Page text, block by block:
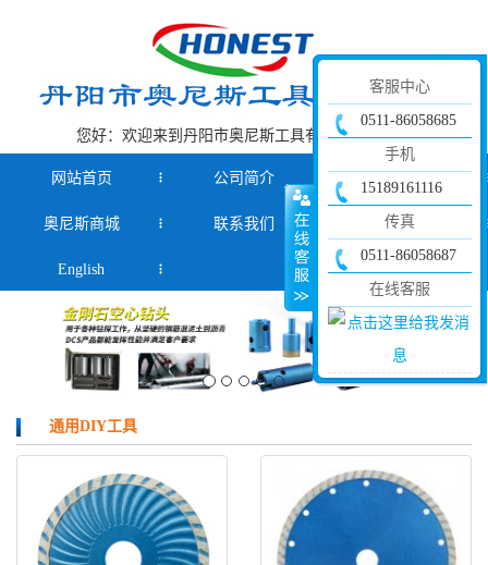
您好：欢迎来到丹阳市奥尼斯工具有限公司官网！
网站首页 公司简介
奥尼斯商城 联系我们 新闻资讯
English
通用DIY工具
客服中心
0511-86058685
手机
15189161116
传真
0511-86058687
在线客服